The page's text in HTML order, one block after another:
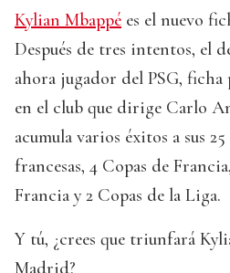
Kylian Mbappé es el nuevo
Después de tres intentos, el
ahora jugador del PSG,
en el club que dirige Carlo
acumula varios éxitos a sus
francesas, 4 Copas de
Francia y 2 Copas de la Liga.
Y tú, ¿crees que triunfará
Madrid?